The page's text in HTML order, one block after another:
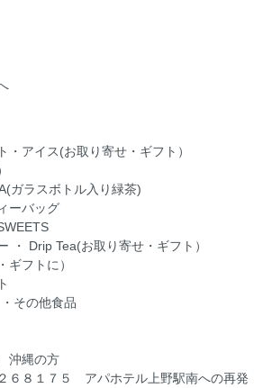
・アイス(お取り寄せ・ギフト）
ガラスボトル入り緑茶)
ーバッグ
・ Drip Tea(お取り寄せ・ギフト）
ギフトに）
その他食品
縄の方
６８１７５ アパホテル上野駅南への再発